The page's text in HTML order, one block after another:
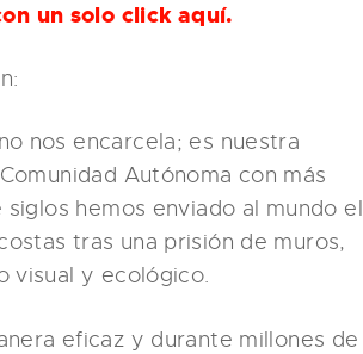
un solo click aquí.
nos encarcela; es nuestra
Autónoma con más
hemos enviado al mundo el
tras una prisión de muros,
visual y ecológico.
eficaz y durante millones de